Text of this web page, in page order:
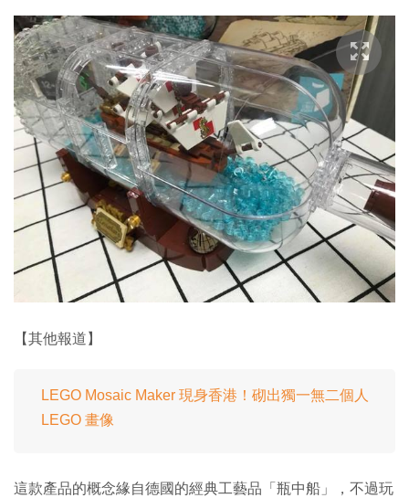
【其他報道】
LEGO Mosaic Maker 現身香港！砌出獨一無二個人
LEGO 畫像
這款產品的概念緣自德國的經典工藝品「瓶中船」，不過玩